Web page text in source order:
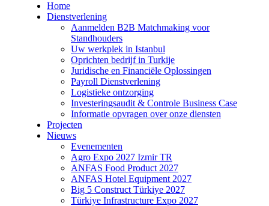
Home
Dienstverlening
Aanmelden B2B Matchmaking voor
Standhouders
Uw werkplek in Istanbul
Oprichten bedrijf in Turkije
Juridische en Financiële Oplossingen
Payroll Dienstverlening
Logistieke ontzorging
Investeringsaudit & Controle Business Case
Informatie opvragen over onze diensten
Projecten
Nieuws
Evenementen
Agro Expo 2027 Izmir TR
ANFAS Food Product 2027
ANFAS Hotel Equipment 2027
Big 5 Construct Türkiye 2027
Türkiye Infrastructure Expo 2027